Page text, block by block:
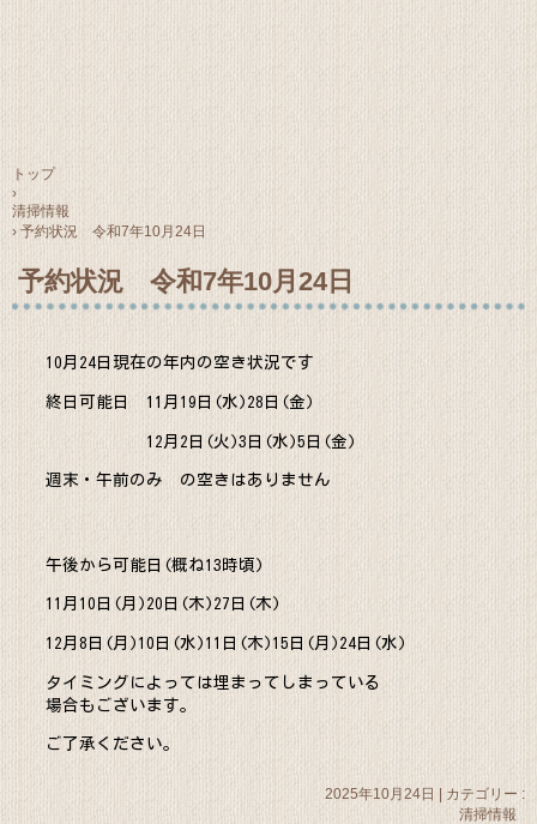
トップ
›
清掃情報
› 予約状況 令和7年10月24日
予約状況 令和7年10月24日
10月24日現在の年内の空き状況です
終日可能日 11月19日(水)28日(金)
12月2日(火)3日(水)5日(金)
週末・午前のみ の空きはありません
午後から可能日(概ね13時頃)
11月10日(月)20日(木)27日(木)
12月8日(月)10日(水)11日(木)15日(月)24日(水)
タイミングによっては埋まってしまっている
場合もございます。
ご了承ください。
2025年10月24日 | カテゴリー :
清掃情報